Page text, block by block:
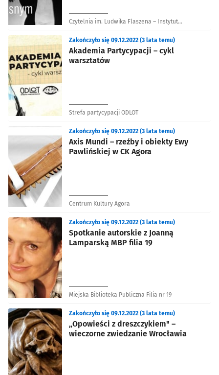
Czytelnia im. Ludwika Flaszena – Instytut
Akademia Partycypacji – cykl
warsztatów
Zakończyło się 09.12.2022 (3 lata temu)
Strefa partycypacji ODLOT
Axis Mundi – rzeźby i obiekty Ewy
Pawlińskiej w CK Agora
Zakończyło się 09.12.2022 (3 lata temu)
Centrum Kultury Agora
Spotkanie autorskie z Joanną
Lamparską MBP filia 19
Zakończyło się 09.12.2022 (3 lata temu)
Miejska Biblioteka Publiczna Filia nr 19
„Opowieści z dreszczykiem" –
wieczorne zwiedzanie Wrocławia
Zakończyło się 09.12.2022 (3 lata temu)